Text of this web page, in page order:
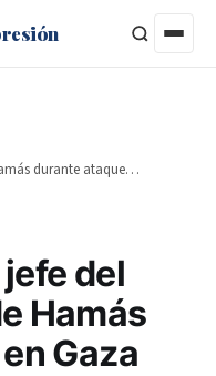
Israel asesina a jefe del brazo armado de Hamás durante ataque en Gaza
del
Hamás
Gaza